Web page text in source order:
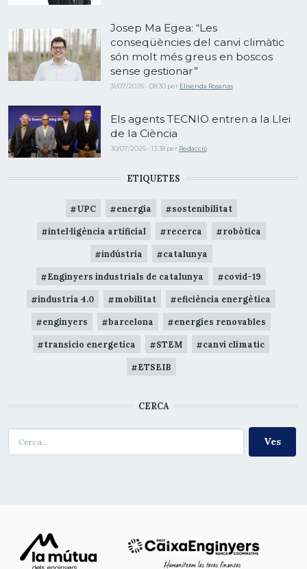
Josep Ma Egea: “Les
conseqüències del canvi climàtic
són molt més greus en boscos
sense gestionar”
31/07/2026 - 08:30 per Elisenda Rosanas
Els agents TECNIO entren a la Llei
de la Ciència
30/07/2026 - 13:38 per Redacció
ETIQUETES
UPC energia sostenibilitat
intel·ligència artificial recerca robòtica
indústria catalunya
Enginyers industrials de catalunya covid-19
industria 4.0 mobilitat eficiència energètica
enginyers barcelona energies renovables
transicio energetica STEM canvi climatic
ETSEIB
CERCA